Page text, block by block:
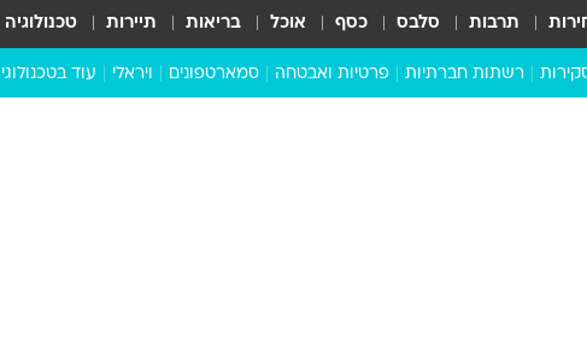
תרבות סלבס כסף אוכל בריאות תיירות טכנולוגיה
רשתות חברתיות פרטיות ואבטחה סמארטפונים ויראלי עוד